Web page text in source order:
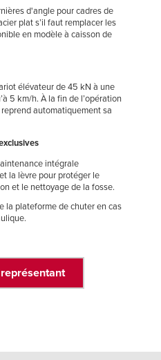
d'angle pour cadres de
plat s’il faut remplacer les
en modèle à caisson de
élévateur de 45 kN à une
5 km/h. À la fin de l’opération
automatiquement sa
intégrale
la lèvre pour protéger le
et le nettoyage de la fosse.
la plateforme de chuter en cas